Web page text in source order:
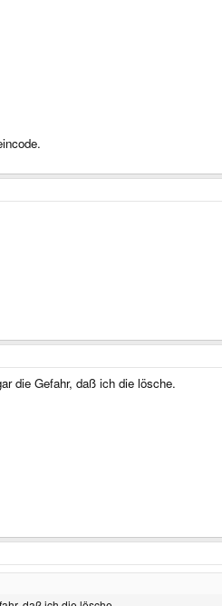
die Gefahr, daß ich die lösche.